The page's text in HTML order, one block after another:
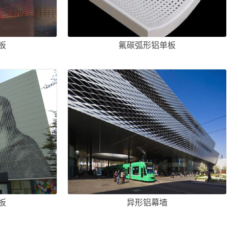
氟碳弧形铝单板
异形铝幕墙